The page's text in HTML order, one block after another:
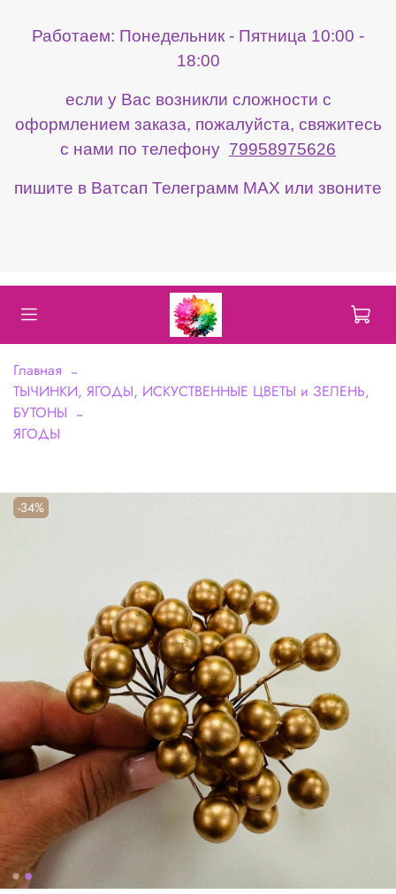
Работаем: Понедельник - Пятница 10:00 -
18:00
если у Вас возникли сложности с
оформлением заказа, пожалуйста, свяжитесь
с нами по телефону 79958975626
пишите в Ватсап Телеграмм МАХ или звоните
Главная
ТЫЧИНКИ, ЯГОДЫ, ИСКУСТВЕННЫЕ ЦВЕТЫ и ЗЕЛЕНЬ,
БУТОНЫ
ЯГОДЫ
-34%